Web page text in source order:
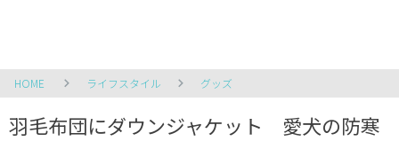
HOME ライフスタイル グッズ
羽毛布団にダウンジャケット 愛犬の防寒